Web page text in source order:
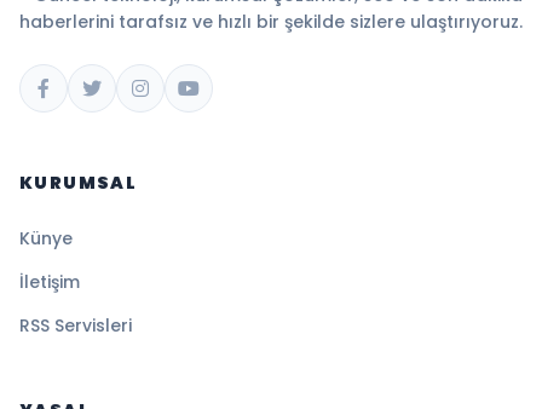
haberlerini tarafsız ve hızlı bir şekilde sizlere ulaştırıyoruz.
KURUMSAL
Künye
İletişim
RSS Servisleri